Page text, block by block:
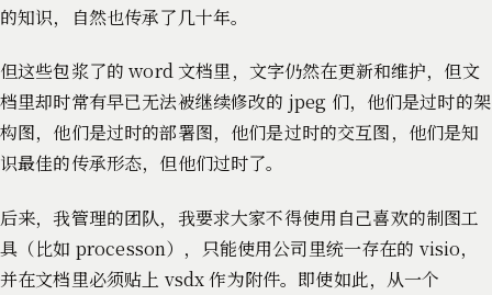
的知识，自然也传承了几十年。
但这些包浆了的 word 文档里，文字仍然在更新和维护，但文
档里却时常有早已无法被继续修改的 jpeg 们，他们是过时的架
构图，他们是过时的部署图，他们是过时的交互图，他们是知
识最佳的传承形态，但他们过时了。
后来，我管理的团队，我要求大家不得使用自己喜欢的制图工
具（比如 processon），只能使用公司里统一存在的 visio，
并在文档里必须贴上 vsdx 作为附件。即使如此，从一个